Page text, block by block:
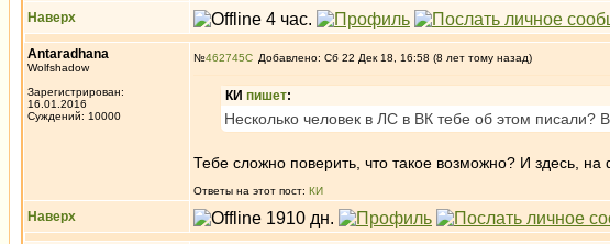
Наверх
Antaradhana
Wolfshadow
Зарегистрирован:
16.01.2016
Суждений: 10000
№462745 Добавлено: Сб 22 Дек 18, 16:58 (8 лет тому назад)
КИ пишет:
Несколько человек в ЛС в ВК тебе об этом писали?
Тебе сложно поверить, что такое возможно? И здесь,
Ответы на этот пост: КИ
Наверх